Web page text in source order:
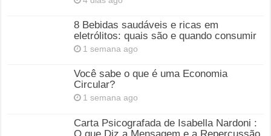
8 Bebidas saudáveis e ricas em
eletrólitos: quais são e quando consumir
1 semana ago
Você sabe o que é uma Economia
Circular?
1 semana ago
Carta Psicografada de Isabella Nardoni :
O que Diz a Mensagem e a Repercussão